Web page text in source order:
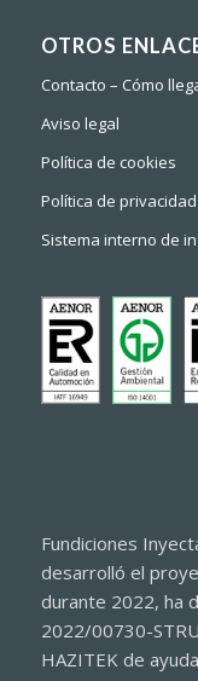
OTROS
Contacto – Cómo
Aviso legal
Política de cookies
Política de privacidad
Sistema interno de
Fundiciones
desarrolló el
durante 2022, ha
2022/00730-
HAZITEK de